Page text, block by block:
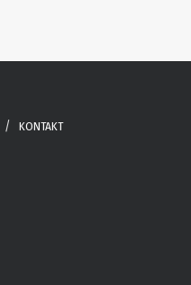
KONTAKT